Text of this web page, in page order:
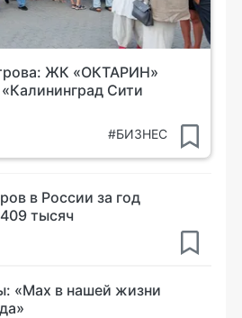
ЖК «ОКТАРИН»
Сити
#БИЗНЕС
в России за год
тысяч
«Мах в нашей жизни